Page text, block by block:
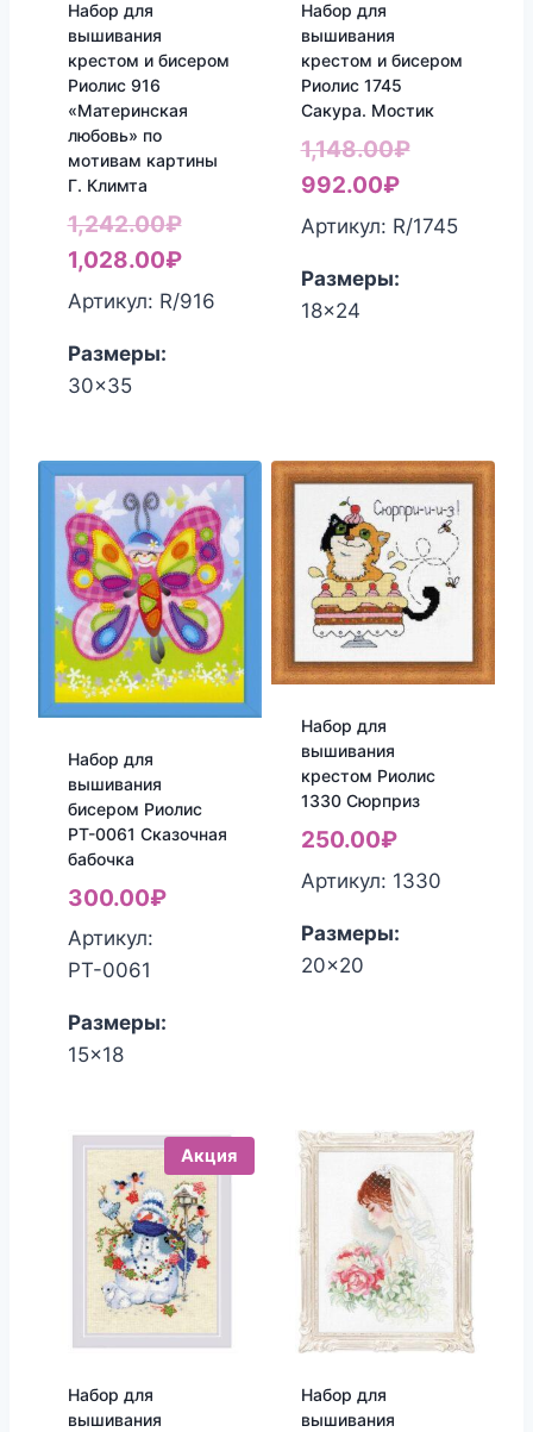
Набор для
вышивания
крестом и бисером
Риолис 916
«Материнская
любовь» по
мотивам картины
Г. Климта
1,242.00₽Первоначальная
цена
составляла
1,028.00₽Текущая
цена:
Артикул: R/916
Размеры:
30x35
Набор для
вышивания
крестом и бисером
Риолис 1745
Сакура. Мостик
1,148.00₽
992.00₽Текущая
цена:
Артикул: R/1745
Размеры:
18x24
Набор для
вышивания
бисером Риолис
РТ-0061 Сказочная
бабочка
300.00₽
Артикул:
РТ-0061
Размеры:
15x18
Набор для
вышивания
крестом Риолис
1330 Сюрприз
250.00₽
Артикул: 1330
Размеры:
20x20
Акция
Набор для
вышивания
Набор для
вышивания